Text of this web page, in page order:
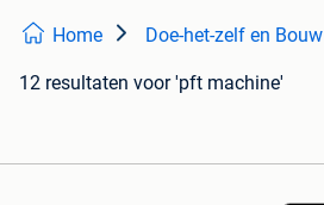
Home Doe-het-zelf en Bouw
12 resultaten voor 'pft machine'